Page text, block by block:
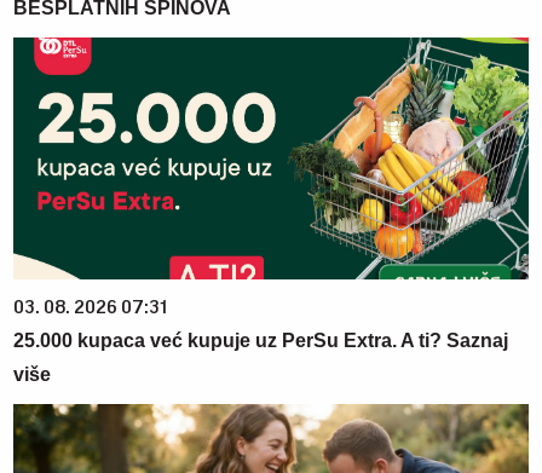
BESPLATNIH SPINOVA
03. 08. 2026 07:31
25.000 kupaca već kupuje uz PerSu Extra. A ti? Saznaj
više